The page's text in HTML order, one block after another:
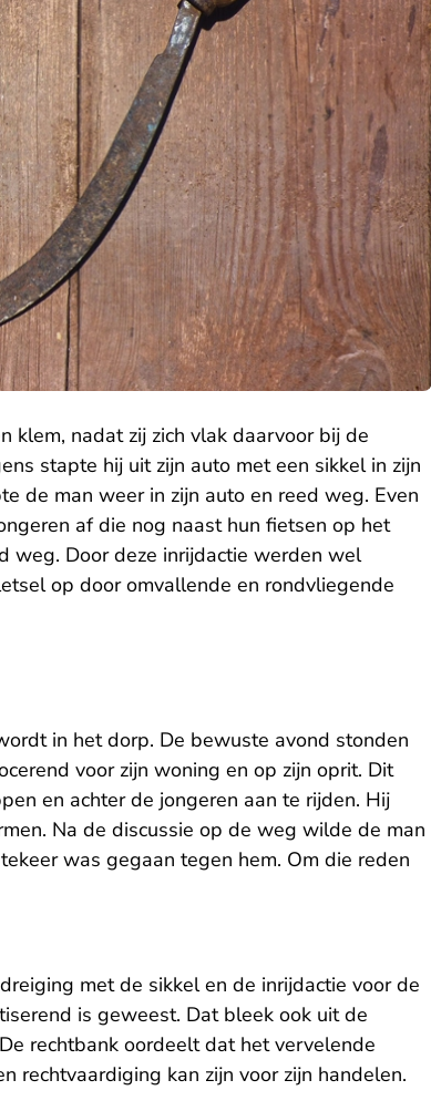
klem, nadat zij zich vlak daarvoor bij de
stapte hij uit zijn auto met een sikkel in zijn
de man weer in zijn auto en reed weg. Even
af die nog naast hun fietsen op het
weg. Door deze inrijdactie werden wel
op door omvallende en rondvliegende
in het dorp. De bewuste avond stonden
voor zijn woning en op zijn oprit. Dit
en achter de jongeren aan te rijden. Hij
Na de discussie op de weg wilde de man
was gegaan tegen hem. Om die reden
met de sikkel en de inrijdactie voor de
is geweest. Dat bleek ook uit de
rechtbank oordeelt dat het vervelende
rechtvaardiging kan zijn voor zijn handelen.